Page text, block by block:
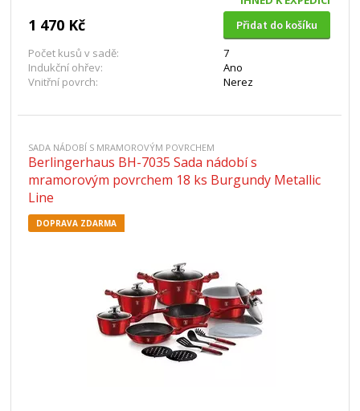
1 470 Kč
Přidat do košíku
Počet kusů v sadě:
7
Indukční ohřev:
Ano
Vnitřní povrch:
Nerez
SADA NÁDOBÍ S MRAMOROVÝM POVRCHEM
Berlingerhaus BH-7035 Sada nádobí s
mramorovým povrchem 18 ks Burgundy Metallic
Line
DOPRAVA ZDARMA